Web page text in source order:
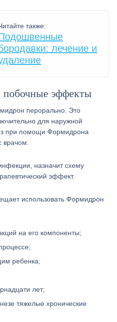
также:
лечение и
побочные эффекты
перорально. Это
для наружной
при помощи Формидрона
врачом.
назначит схему
эффект.
использовать Формидрон
на его компоненты;
ребенка;
лет;
тяжелые хронические